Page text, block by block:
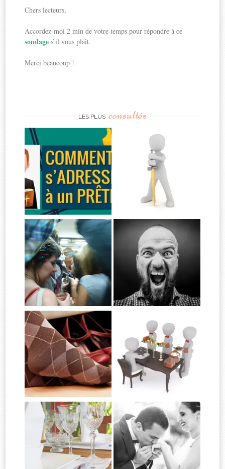
Chers lecteurs,
Accordez-moi 2 min de votre temps pour répondre à ce
sondages’il vous plaît.
Merci beaucoup !
LES PLUS consultés